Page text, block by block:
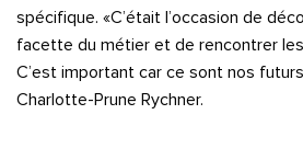
spécifique. «C’était l’occasion de
facette du métier et de rencontrer
C’est important car ce sont nos
Charlotte-Prune Rychner.